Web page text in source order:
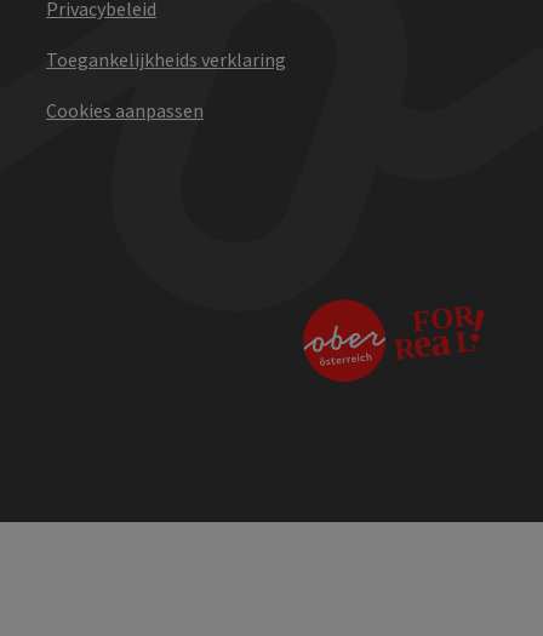
Privacybeleid
Toegankelijkheids verklaring
Cookies aanpassen